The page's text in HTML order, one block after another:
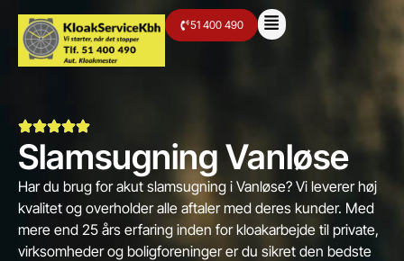
51 400 490
Slamsugning Vanløse
Har du brug for akut slamsugning i Vanløse? Vi leverer høj
kvalitet og overholder alle aftaler med deres kunder. Med
mere end 25 års erfaring inden for kloakarbejde til private,
virksomheder og boligforeninger er du sikret den bedste